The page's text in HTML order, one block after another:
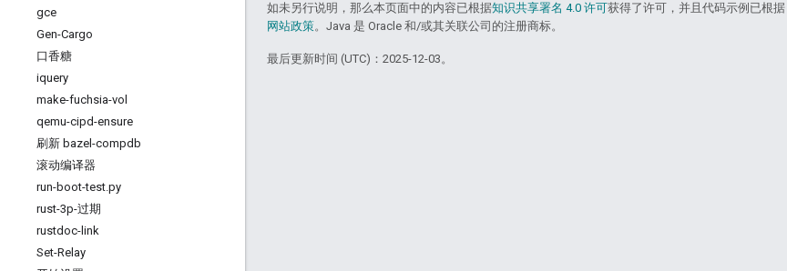
gce
Gen-Cargo
口香糖
iquery
make-fuchsia-vol
qemu-cipd-ensure
刷新 bazel-compdb
滚动编译器
run-boot-test.py
rust-3p-过期
rustdoc-link
Set-Relay
如未另行说明，那么本页面中的内容已根据知识共享署名 4.0 许可获得了许可，并且代码示例已根据
网站政策。Java 是 Oracle 和/或其关联公司的注册商标。
最后更新时间 (UTC)：2025-12-03。